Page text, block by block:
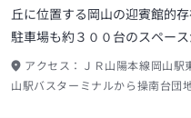
丘に位置する岡山の迎賓館的存
駐車場も約３００台のスペース
アクセス：
ＪＲ山陽本線岡山
山駅バスターミナルから操南台団